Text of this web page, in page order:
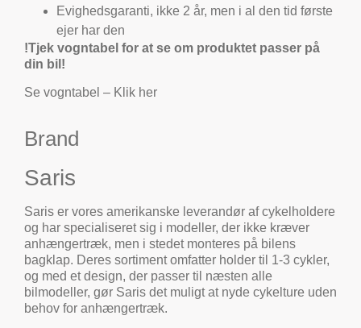
Evighedsgaranti, ikke 2 år, men i al den tid første
ejer har den
!Tjek vogntabel for at se om produktet passer på
din bil!
Se vogntabel – Klik her
Brand
Saris
Saris er vores amerikanske leverandør af cykelholdere
og har specialiseret sig i modeller, der ikke kræver
anhængertræk, men i stedet monteres på bilens
bagklap. Deres sortiment omfatter holder til 1-3 cykler,
og med et design, der passer til næsten alle
bilmodeller, gør Saris det muligt at nyde cykelture uden
behov for anhængertræk.